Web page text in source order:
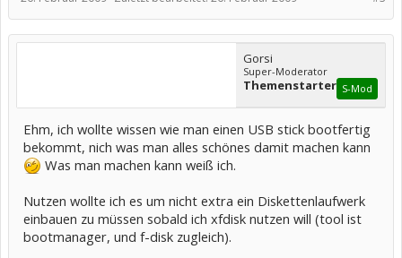
Gorsi
Super-Moderator
Themenstarter S-Mod
Ehm, ich wollte wissen wie man einen USB stick bootfertig
bekommt, nich was man alles schönes damit machen kann
Was man machen kann weiß ich.
Nutzen wollte ich es um nicht extra ein Diskettenlaufwerk
einbauen zu müssen sobald ich xfdisk nutzen will (tool ist
bootmanager, und f-disk zugleich).